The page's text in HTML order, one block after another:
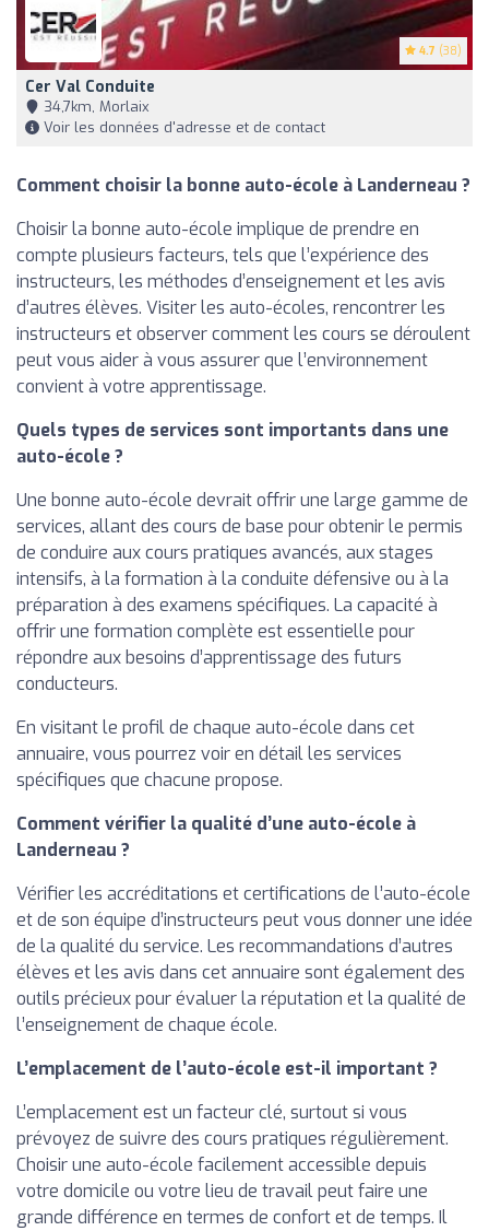
4.7 (38)
Cer Val Conduite
34,7km, Morlaix
Voir les données d'adresse et de contact
Comment choisir la bonne auto-école à Landerneau ?
Choisir la bonne auto-école implique de prendre en
compte plusieurs facteurs, tels que l’expérience des
instructeurs, les méthodes d’enseignement et les avis
d’autres élèves. Visiter les auto-écoles, rencontrer les
instructeurs et observer comment les cours se déroulent
peut vous aider à vous assurer que l’environnement
convient à votre apprentissage.
Quels types de services sont importants dans une
auto-école ?
Une bonne auto-école devrait offrir une large gamme de
services, allant des cours de base pour obtenir le permis
de conduire aux cours pratiques avancés, aux stages
intensifs, à la formation à la conduite défensive ou à la
préparation à des examens spécifiques. La capacité à
offrir une formation complète est essentielle pour
répondre aux besoins d’apprentissage des futurs
conducteurs.
En visitant le profil de chaque auto-école dans cet
annuaire, vous pourrez voir en détail les services
spécifiques que chacune propose.
Comment vérifier la qualité d’une auto-école à
Landerneau ?
Vérifier les accréditations et certifications de l’auto-école
et de son équipe d’instructeurs peut vous donner une idée
de la qualité du service. Les recommandations d’autres
élèves et les avis dans cet annuaire sont également des
outils précieux pour évaluer la réputation et la qualité de
l’enseignement de chaque école.
L’emplacement de l’auto-école est-il important ?
L’emplacement est un facteur clé, surtout si vous
prévoyez de suivre des cours pratiques régulièrement.
Choisir une auto-école facilement accessible depuis
votre domicile ou votre lieu de travail peut faire une
grande différence en termes de confort et de temps. Il